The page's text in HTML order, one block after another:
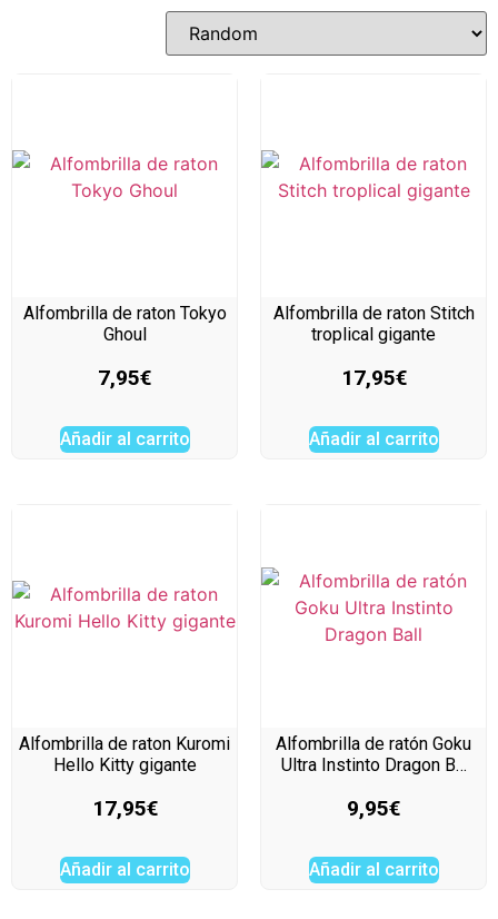
Alfombrilla de raton Tokyo
Ghoul
7,95€
Añadir al carrito
Alfombrilla de raton Stitch
troplical gigante
17,95€
Añadir al carrito
Alfombrilla de raton Kuromi
Hello Kitty gigante
17,95€
Añadir al carrito
Alfombrilla de ratón Goku
Ultra Instinto Dragon B…
9,95€
Añadir al carrito